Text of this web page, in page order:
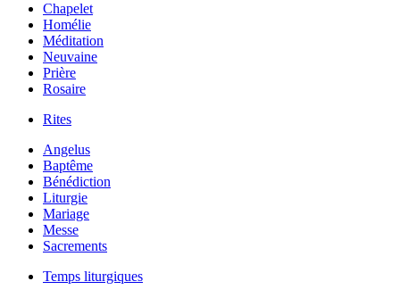
Chapelet
Homélie
Méditation
Neuvaine
Prière
Rosaire
Rites
Angelus
Baptême
Bénédiction
Liturgie
Mariage
Messe
Sacrements
Temps liturgiques